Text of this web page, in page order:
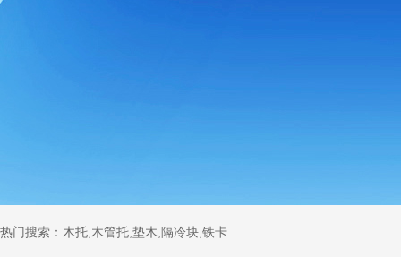
热门搜索：木托,木管托,垫木,隔冷块,铁卡